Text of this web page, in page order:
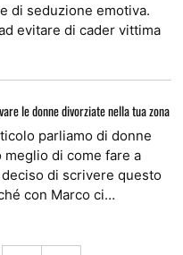
di seduzione emotiva.
evitare di cader vittima
le donne divorziate nella tua zona
parliamo di donne
meglio di come fare a
di scrivere questo
con Marco ci…